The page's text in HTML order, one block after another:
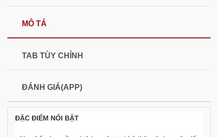
MÔ TẢ
TAB TÙY CHỈNH
ĐÁNH GIÁ(APP)
ĐẶC ĐIỂM NỔI BẬT